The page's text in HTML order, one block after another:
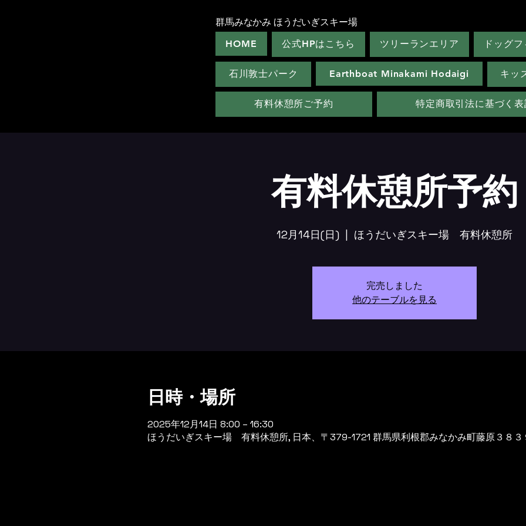
群馬みなかみ ほうだいぎスキー場
HOME 公式HPはこちら ツリーランエリア ドッグ
石川敦士パーク Earthboat Minakami Hodaigi キッ
有料休憩所ご予約 特定商取引法に基づく
有料休憩所予約
12月14日(日) ほうだいぎスキー場 有料休憩所
完売しました
他のテーブルを見る
日時・場所
2025年12月14日 8:00 – 16:30
ほうだいぎスキー場 有料休憩所, 日本、〒379-1721 群馬県利根郡みなかみ町藤原３８３